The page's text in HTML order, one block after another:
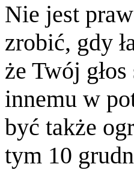
Nie jest
zrobić, gdy
że Twój
innemu w
być także
tym 10